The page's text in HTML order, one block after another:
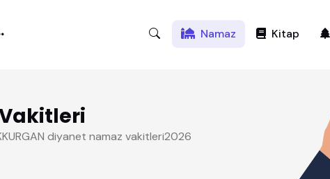
Namaz Kitap
Vakitleri
diyanet namaz vakitleri2026